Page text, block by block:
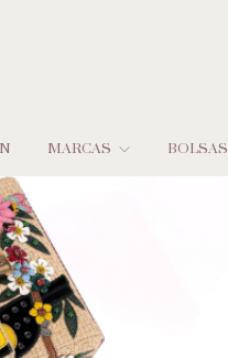
MARCAS BOLSAS